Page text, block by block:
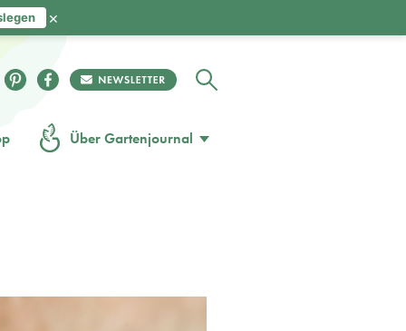
Über Gartenjournal
×